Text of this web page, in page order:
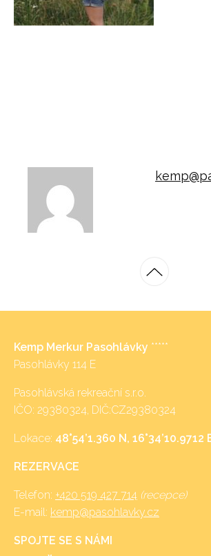
Kemp Merkur Pasohlávky *****
Pasohlávky 114 E
Pasohlávská rekreační s.r.o.
IČO: 29380324, DIČ:CZ29380324
Lokace: 48°54’1.360 N, 16°34’10.9712
REZERVACE
Telefon: +420 519 427 714 (recepce)
E-mail: kemp@pasohlavky.cz
SPOJTE SE S NÁMI